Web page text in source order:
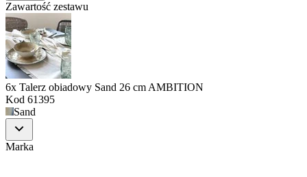
Zawartość zestawu
6x Talerz obiadowy Sand 26 cm AMBITION
Kod 61395
Sand
Marka